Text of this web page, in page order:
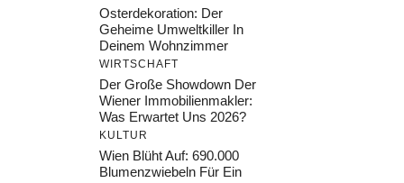
Osterdekoration: Der
Geheime Umweltkiller In
Deinem Wohnzimmer
WIRTSCHAFT
Der Große Showdown Der
Wiener Immobilienmakler:
Was Erwartet Uns 2026?
KULTUR
Wien Blüht Auf: 690.000
Blumenzwiebeln Für Ein